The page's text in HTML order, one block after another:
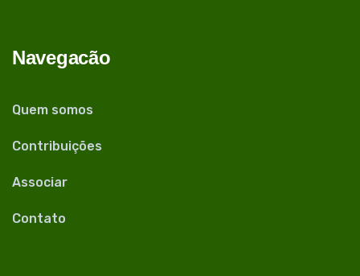
Navegacão
Quem somos
Contribuições
Associar
Contato